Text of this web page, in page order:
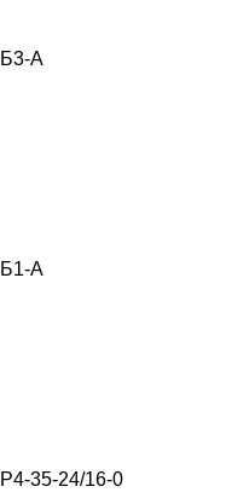
Б3-А
Б1-А
Р4-35-24/16-0